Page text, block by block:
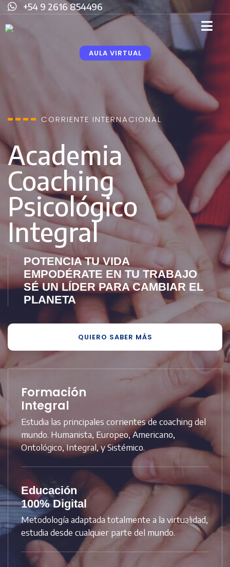
+54 9 2616 854496
AULA VIRTUAL
CORRIENTE INTERNACIONAL
Academia
Coaching
Psicológico
Integral
POTENCIA TU VIDA
EMPODÉRATE EN TU TRABAJO
SÉ UN LÍDER PARA CAMBIAR EL
PLANETA
QUIERO SABER MÁS
Formación
Integral
Estudia las principales corrientes de coaching del
mundo. Humanista, Europeo, Americano,
Ontológico, Integral, y Sistémico.
Educación
100% Digital
Metodología adaptada totalmente a la virtualidad,
estudia desde cualquier parte del mundo.